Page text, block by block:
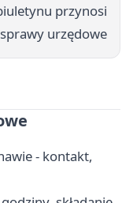
przynosi
urzędowe
- kontakt,